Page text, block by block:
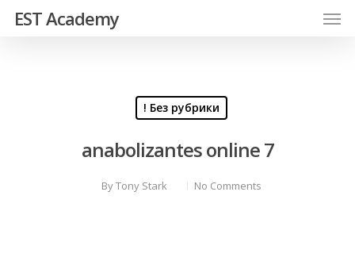
EST Academy
! Без рубрики
ana­bo­lizan­tes onli­ne 7
ByTony Stark No Comments